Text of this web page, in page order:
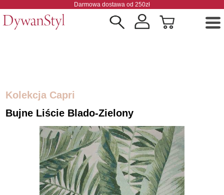
Darmowa dostawa od 250zł
Kolekcja Capri
Bujne Liście Blado-Zielony